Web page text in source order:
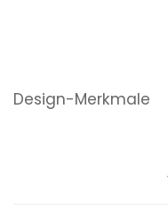
Design-Merkmale